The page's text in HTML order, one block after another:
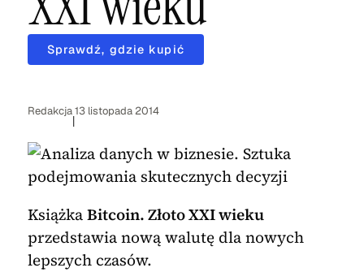
Sprawdź, gdzie kupić
Redakcja13 listopada 2014
KsiążkaBitcoin. Złoto XXI wieku
przedstawia nową walutę dla nowych
lepszych czasów.